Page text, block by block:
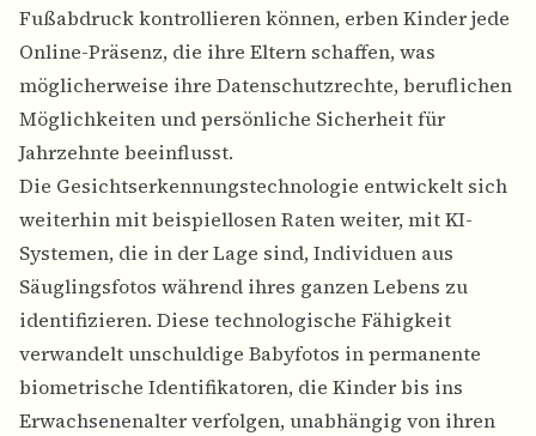
Fußabdruck kontrollieren können, erben Kinder jede
Online-Präsenz, die ihre Eltern schaffen, was
möglicherweise ihre Datenschutzrechte, beruflichen
Möglichkeiten und persönliche Sicherheit für
Jahrzehnte beeinflusst.
Die Gesichtserkennungstechnologie entwickelt sich
weiterhin mit beispiellosen Raten weiter, mit KI-
Systemen, die in der Lage sind, Individuen aus
Säuglingsfotos während ihres ganzen Lebens zu
identifizieren. Diese technologische Fähigkeit
verwandelt unschuldige Babyfotos in permanente
biometrische Identifikatoren, die Kinder bis ins
Erwachsenenalter verfolgen, unabhängig von ihren